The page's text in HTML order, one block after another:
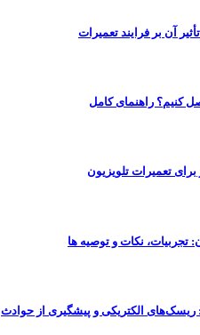
آن بر فرایند تعمیرات
کنیم؟ راهنمای کامل
تعمیرات تلویزیون
تجربیات، نکات و توصیه‌ ها
ریسک‌های الکتریکی و پیشگیری از حوادث